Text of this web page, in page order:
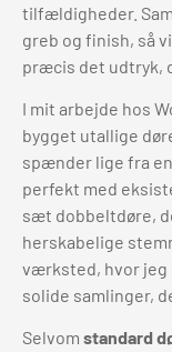
tilfældigheder.
greb og finish, så
præcis det udtryk,
I mit arbejde hos
bygget utallige
spænder lige fra
perfekt med
sæt dobbeltdøre,
herskabelige
værksted, hvor jeg
solide samlinger,
Selvom standard